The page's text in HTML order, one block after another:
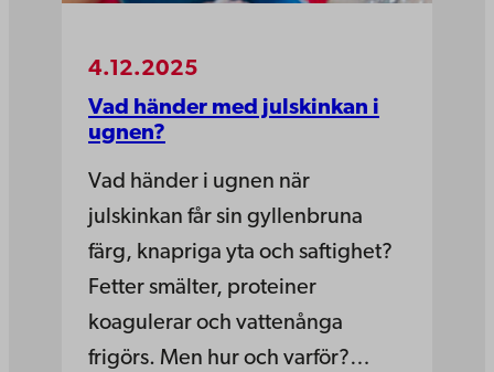
4.12.2025
Vad händer med julskinkan i
ugnen?
Vad händer i ugnen när
julskinkan får sin gyllenbruna
färg, knapriga yta och saftighet?
Fetter smälter, proteiner
koagulerar och vattenånga
frigörs. Men hur och varför?…